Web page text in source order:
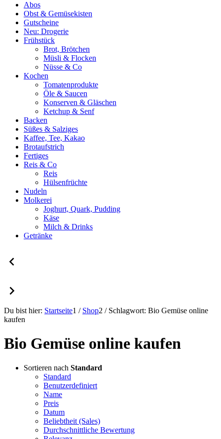
Abos
Obst & Gemüsekisten
Gutscheine
Neu: Drogerie
Frühstück
Brot, Brötchen
Müsli & Flocken
Nüsse & Co
Kochen
Tomatenprodukte
Öle & Saucen
Konserven & Gläschen
Ketchup & Senf
Backen
Süßes & Salziges
Kaffee, Tee, Kakao
Brotaufstrich
Fertiges
Reis & Co
Reis
Hülsenfrüchte
Nudeln
Molkerei
Joghurt, Quark, Pudding
Käse
Milch & Drinks
Getränke
Du bist hier: Startseite1 / Shop2 / Schlagwort: Bio Gemüse online
kaufen
Bio Gemüse online kaufen
Sortieren nach Standard
Standard
Benutzerdefiniert
Name
Preis
Datum
Beliebtheit (Sales)
Durchschnittliche Bewertung